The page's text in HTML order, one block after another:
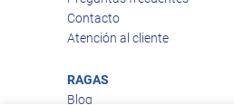
Contacto
Atención al cliente
RAGAS
Blog